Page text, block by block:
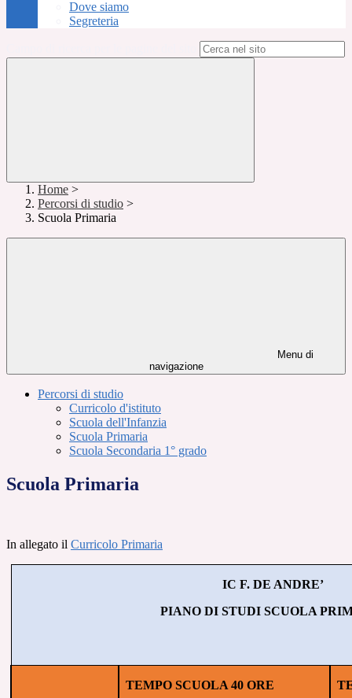
Dove siamo
Segreteria
Home >
Percorsi di studio >
Scuola Primaria
Menu di
navigazione
Percorsi di studio
Curricolo d'istituto
Scuola dell'Infanzia
Scuola Primaria
Scuola Secondaria 1° grado
Scuola Primaria
In allegato il Curricolo Primaria
IC F. DE ANDRE’
PIANO DI STUDI SCUOLA
TEMPO SCUOLA 40 ORE